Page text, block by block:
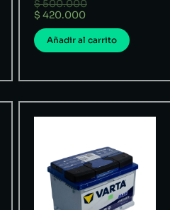
$500.000
$ 420.000
Añadir al carrito